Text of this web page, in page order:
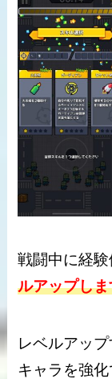
戦闘中に経
ルアップし
レベルアッ
キャラを強化